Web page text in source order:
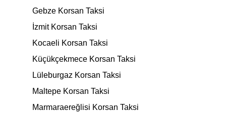
Gebze Korsan Taksi
İzmit Korsan Taksi
Kocaeli Korsan Taksi
Küçükçekmece Korsan Taksi
Lüleburgaz Korsan Taksi
Maltepe Korsan Taksi
Marmaraereğlisi Korsan Taksi